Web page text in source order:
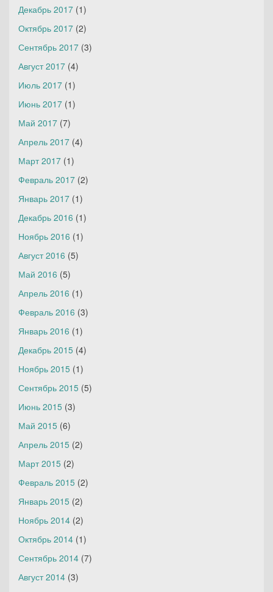
Декабрь 2017 (1)
Октябрь 2017 (2)
Сентябрь 2017 (3)
Август 2017 (4)
Июль 2017 (1)
Июнь 2017 (1)
Май 2017 (7)
Апрель 2017 (4)
Март 2017 (1)
Февраль 2017 (2)
Январь 2017 (1)
Декабрь 2016 (1)
Ноябрь 2016 (1)
Август 2016 (5)
Май 2016 (5)
Апрель 2016 (1)
Февраль 2016 (3)
Январь 2016 (1)
Декабрь 2015 (4)
Ноябрь 2015 (1)
Сентябрь 2015 (5)
Июнь 2015 (3)
Май 2015 (6)
Апрель 2015 (2)
Март 2015 (2)
Февраль 2015 (2)
Январь 2015 (2)
Ноябрь 2014 (2)
Октябрь 2014 (1)
Сентябрь 2014 (7)
Август 2014 (3)